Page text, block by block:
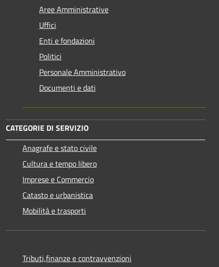
Aree Amministrative
Uffici
Enti e fondazioni
Politici
Personale Amministrativo
Documenti e dati
CATEGORIE DI SERVIZIO
Anagrafe e stato civile
Cultura e tempo libero
Imprese e Commercio
Catasto e urbanistica
Mobilità e trasporti
Tributi,finanze e contravvenzioni